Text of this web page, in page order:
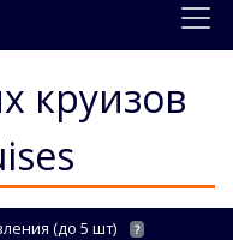
круизов
(до 5 шт) ?